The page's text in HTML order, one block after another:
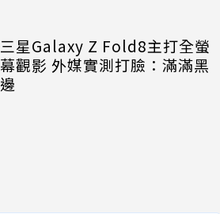
三星Galaxy Z Fold8主打全螢
幕觀影 外媒實測打臉：滿滿黑
邊